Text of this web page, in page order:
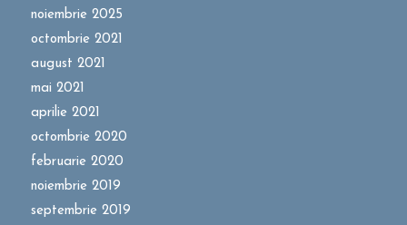
noiembrie 2025
octombrie 2021
august 2021
mai 2021
aprilie 2021
octombrie 2020
februarie 2020
noiembrie 2019
septembrie 2019